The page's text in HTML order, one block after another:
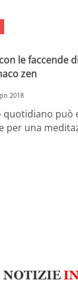
le faccende
zen
2018
quotidiano può
per una